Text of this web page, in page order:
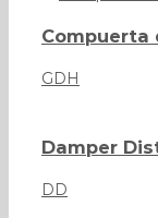
Compuerta
GDH
Damper
DD